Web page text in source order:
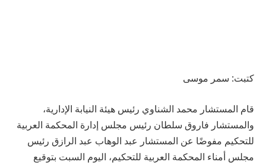
كتبت: سمر موسى
قام المستشار محمد الشناوي رئيس هيئة النيابة الإدارية،
والمستشار فاروق سلطان رئيس مجلس إدارة المحكمة العربية
للتحكيم مفوضًا عن المستشار عبد الوهاب عبد الرازق رئيس
مجلس أمناء المحكمة العربية للتحكيم، اليوم السبت بتوقيع